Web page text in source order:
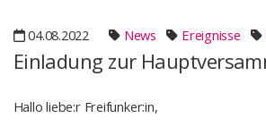
04.08.2022 News Ereignisse
Einladung zur
Hallo liebe:r Freifunker:in,